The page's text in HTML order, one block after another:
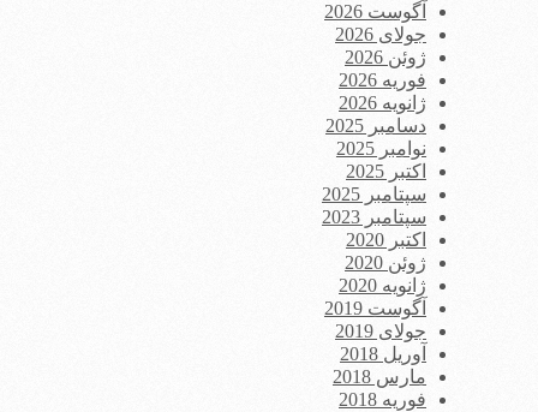
آگوست 2026
جولای 2026
ژوئن 2026
فوریه 2026
ژانویه 2026
دسامبر 2025
نوامبر 2025
اکتبر 2025
سپتامبر 2025
سپتامبر 2023
اکتبر 2020
ژوئن 2020
ژانویه 2020
آگوست 2019
جولای 2019
آوریل 2018
مارس 2018
فوریه 2018